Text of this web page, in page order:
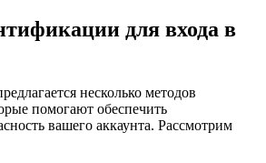
для входа в
несколько методов
помогают обеспечить
вашего аккаунта. Рассмотрим